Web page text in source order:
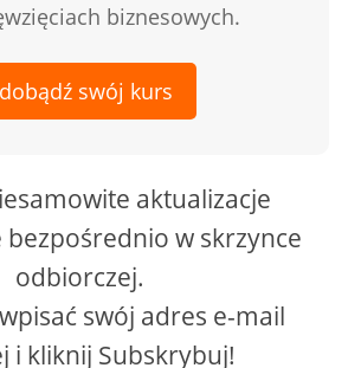
biznesowych.
swój kurs
aktualizacje
w skrzynce
odbiorczej.
swój adres e-mail
i kliknij Subskrybuj!